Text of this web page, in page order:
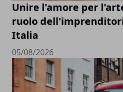
Unire l'amore per
ruolo
Italia
05/08/2026